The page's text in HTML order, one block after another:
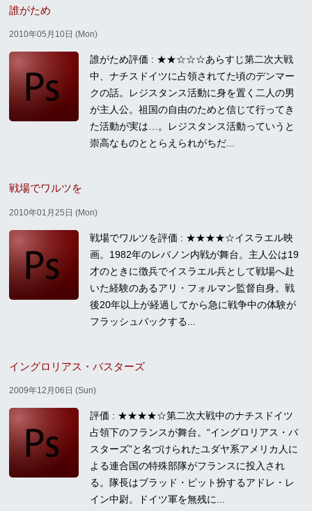
誰がため
2010年05月10日 (Mon)
誰がため評価 : ★★☆☆☆あらすじ第二次大戦
中、ナチスドイツに占領されてた頃のデンマー
クの話。レジスタンス活動に身を置く二人の男
が主人公。祖国の自由のためと信じて行ってき
た活動が実は…。レジスタンス活動っていうと
崇高なものととらえられがちだ...
戦場でワルツを
2010年01月25日 (Mon)
戦場でワルツを評価 : ★★★★☆イスラエル映
画。1982年のレバノン内戦が舞台。主人公は19
才のときに徴兵でイスラエル兵として戦場へ赴
いた経験のあるアリ・フォルマン監督自身。戦
後20年以上が経過してから急に戦争中の体験が
フラッシュバックする...
イングロリアス・バスターズ
2009年12月06日 (Sun)
評価 : ★★★★☆第二次大戦中のナチスドイツ
占領下のフランスが舞台。“イングロリアス・バ
スターズ”と名づけられたユダヤ系アメリカ人に
よる連合国の特殊部隊がフランスに投入され
る。隊長はブラッド・ピット扮するアドレ・レ
イン中尉。ドイツ軍を無残に...